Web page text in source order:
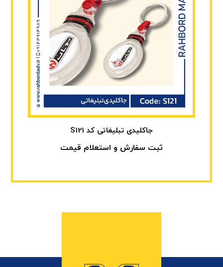
جاکلیدی تبلیغاتی کد S121
ثبت سفارش و استعلام قیمت